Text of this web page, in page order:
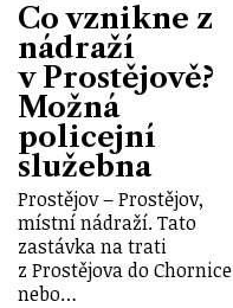
Co vznikne z
nádraží
v Prostějově?
Možná
policejní
služebna
Prostějov – Prostějov,
místní nádraží. Tato
zastávka na trati
z Prostějova do Chornice
nebo…